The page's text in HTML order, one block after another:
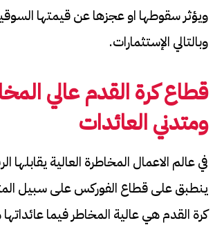
ويؤثر سقوطها او عجزها عن قيمتها
وبالتالي الإستثمارات.
قطاع كرة القدم عالي
ومتدني العائدات
في عالم الاعمال المخاطرة العالية يقابلها
ينطبق على قطاع الفوركس على سبيل
كرة القدم هي عالية المخاطر فيما